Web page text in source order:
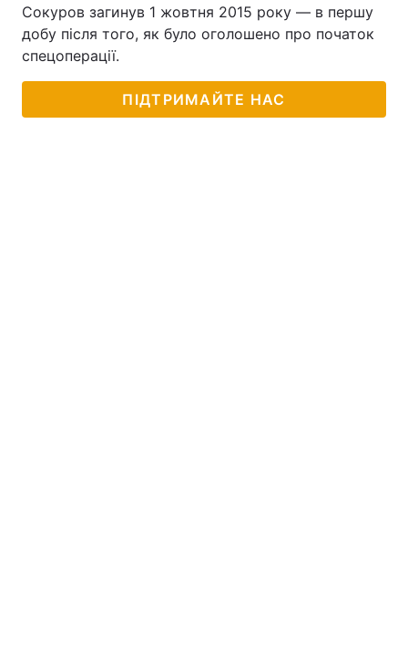
Сокуров загинув 1 жовтня 2015 року — в першу
добу після того, як було оголошено про початок
спецоперації.
ПІДТРИМАЙТЕ НАС